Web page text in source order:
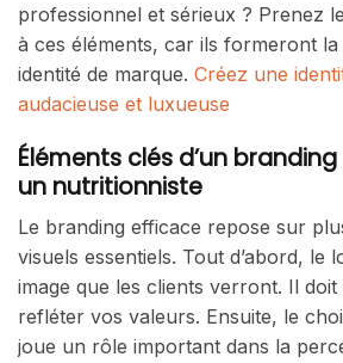
professionnel et sérieux ? Prenez
à ces éléments, car ils formeront
identité de marque. Créez une
audacieuse et luxueuse
Éléments clés d’un
un nutritionniste
Le branding efficace repose sur
visuels essentiels. Tout d’abord, le
image que les clients verront. Il
refléter vos valeurs. Ensuite, le
joue un rôle important dans la